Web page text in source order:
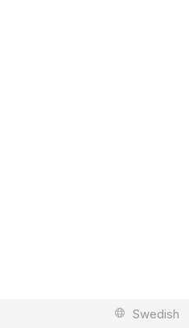
Swedish